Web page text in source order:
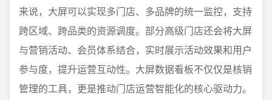
来说，大屏可以实现多门店、多品牌的统一监控，支持
跨区域、跨品类的资源调度。部分高级门店还会将大屏
与营销活动、会员体系结合，实时展示活动效果和用户
参与度，提升运营互动性。大屏数据看板不仅仅是核销
管理的工具，更是推动门店运营智能化的核心驱动力。